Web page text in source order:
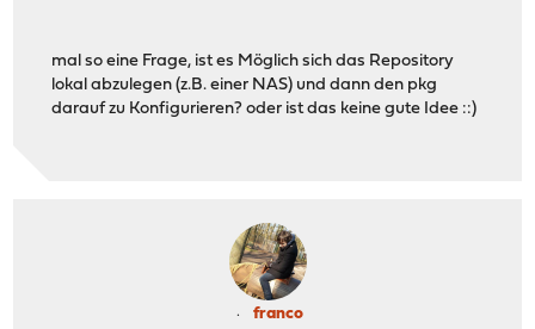
mal so eine Frage, ist es Möglich sich das Repository
lokal abzulegen (z.B. einer NAS) und dann den pkg
darauf zu Konfigurieren? oder ist das keine gute Idee ::)
franco